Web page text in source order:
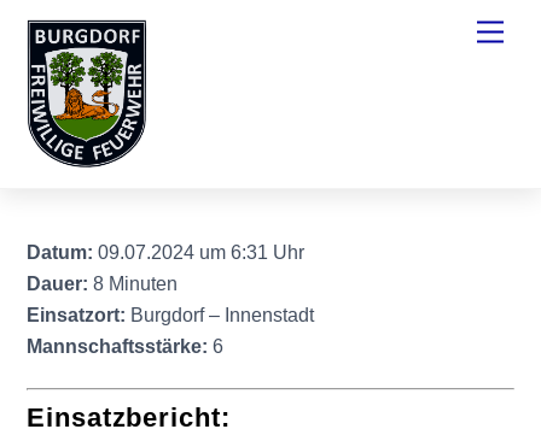
content
Datum: 09.07.2024 um 6:31 Uhr
Dauer: 8 Minuten
Einsatzort: Burgdorf – Innenstadt
Mannschaftsstärke: 6
Einsatzbericht: